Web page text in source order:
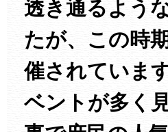
透き通るよう
たが、この時
催されていま
ベントが多く